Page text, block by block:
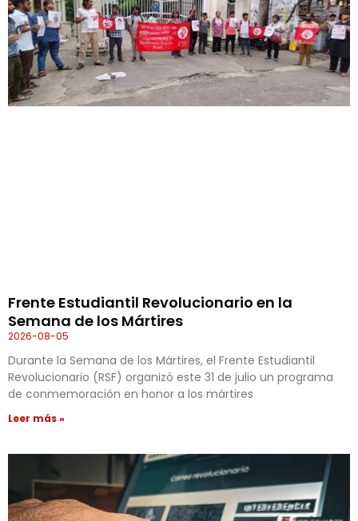
Frente Estudiantil Revolucionario en la
Semana de los Mártires
2026-08-05
Durante la Semana de los Mártires, el Frente Estudiantil
Revolucionario (RSF) organizó este 31 de julio un programa
de conmemoración en honor a los mártires
Leer más »